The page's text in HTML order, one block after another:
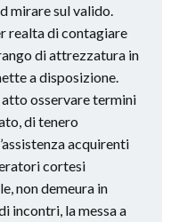
mirare sul valido.
realta di contagiare
di attrezzatura in
a disposizione.
atto osservare termini
di tenero
acquirenti
cortesi
non demeura in
incontri, la messa a